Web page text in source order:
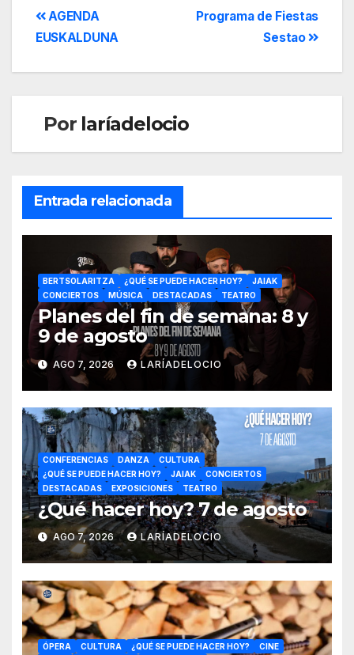
Programa de Fiestas
Sestao
AGENDA
EUSKALDUNA
Por laríadelocio
Entrada relacionada
BERTSOLARITZA ¿QUÉ SE PUEDE HACER HOY?
JAIAK
CONCIERTOS
MÚSICA DESTACADAS TEATRO
Planes del fin de semana: 8 y
9 de agosto
AGO 7, 2026 LARÍADELOCIO
CONFERENCIAS DANZA
CULTURA
¿QUÉ SE PUEDE HACER HOY?
JAIAK
CONCIERTOS
DESTACADAS
EXPOSICIONES TEATRO
¿Qué hacer hoy? 7 de agosto
AGO 7, 2026 LARÍADELOCIO
ÓPERA CULTURA ¿QUÉ SE PUEDE HACER HOY?
CINE